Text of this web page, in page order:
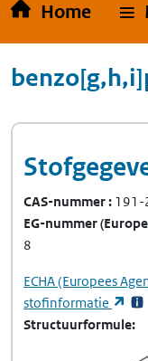
Home
CAS-nummer 191-
EG-nummer
8
ECHA(Europees
stofinformatie
Structuurformule